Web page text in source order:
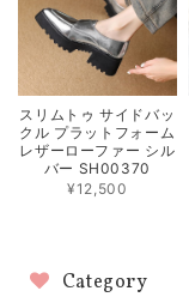
スリムトゥ サイドバッ
クル プラットフォーム
レザーローファー シル
バー SH00370
¥12,500
Category